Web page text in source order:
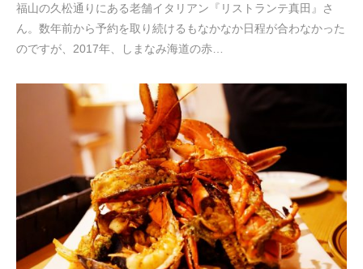
福山の久松通りにある老舗イタリアン『リストランテ真田』さ
ん。数年前から予約を取り続けるもなかなか日程が合わなかった
のですが、2017年、しまなみ海道の赤…